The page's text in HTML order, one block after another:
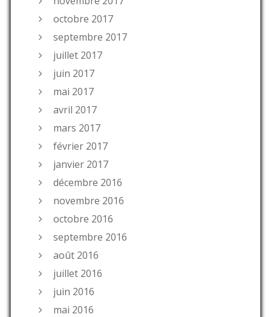
octobre 2017
septembre 2017
juillet 2017
juin 2017
mai 2017
avril 2017
mars 2017
février 2017
janvier 2017
décembre 2016
novembre 2016
octobre 2016
septembre 2016
août 2016
juillet 2016
juin 2016
mai 2016